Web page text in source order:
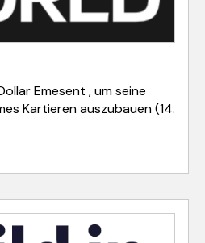
Emesent , um seine
Kartieren auszubauen (14.